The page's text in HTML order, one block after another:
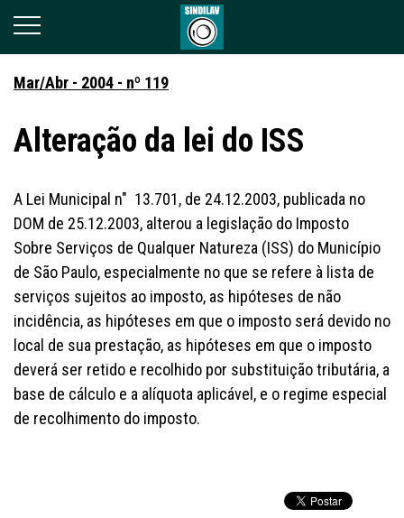
Mar/Abr - 2004 - nº 119
Alteração da lei do ISS
A Lei Municipal n" 13.701, de 24.12.2003, publicada no
DOM de 25.12.2003, alterou a legislação do Imposto
Sobre Serviços de Qualquer Natureza (ISS) do Município
de São Paulo, especialmente no que se refere à lista de
serviços sujeitos ao imposto, as hipóteses de não
incidência, as hipóteses em que o imposto será devido no
local de sua prestação, as hipóteses em que o imposto
deverá ser retido e recolhido por substituição tributária, a
base de cálculo e a alíquota aplicável, e o regime especial
de recolhimento do imposto.